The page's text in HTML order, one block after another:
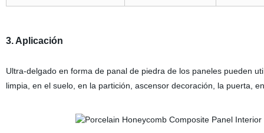
3. Aplicación
Ultra-delgado en forma de panal de piedra de los paneles pueden
limpia, en el suelo, en la partición, ascensor decoración, la puerta,